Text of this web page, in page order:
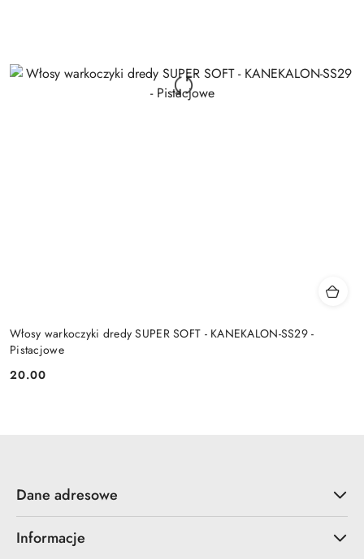
Włosy warkoczyki dredy SUPER SOFT - KANEKALON-SS29 -
Pistacjowe
Cena:
20.00
Dane adresowe
Informacje